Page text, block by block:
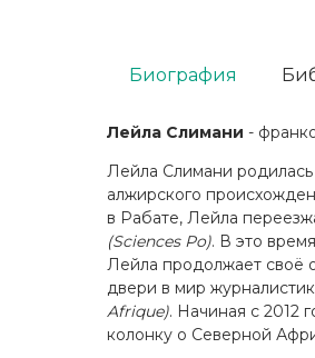
Лейла Слимани -
Лейла Слимани
алжирского
в Рабате, Лейла
(Sciences Po). В это
Лейла продолжает своё
двери в мир
Afrique). Начиная с 2012
колонку о Северной
Биография